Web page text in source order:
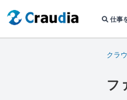
仕事
クラ
フ